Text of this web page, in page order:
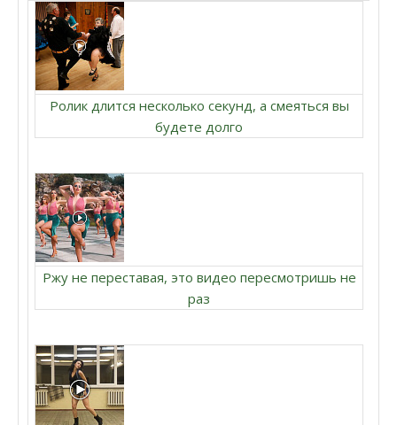
Ролик длится несколько секунд, а смеяться вы
будете долго
Ржу не переставая, это видео пересмотришь не
раз